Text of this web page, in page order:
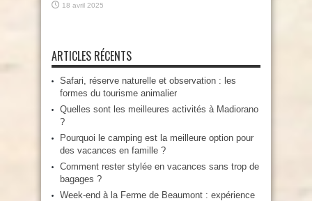
18 avril 2025
ARTICLES RÉCENTS
Safari, réserve naturelle et observation : les
formes du tourisme animalier
Quelles sont les meilleures activités à Madiorano
?
Pourquoi le camping est la meilleure option pour
des vacances en famille ?
Comment rester stylée en vacances sans trop de
bagages ?
Week-end à la Ferme de Beaumont : expérience